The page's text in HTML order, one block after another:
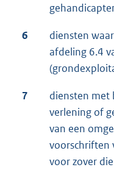
6
diensten
afdeling 6.4
7
diensten met
verlening of
van een
voorschriften
voor zover